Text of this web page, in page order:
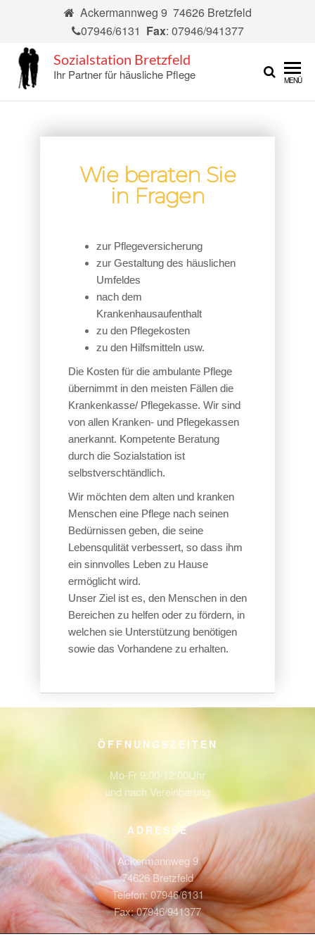
Ackermannweg 9 74626 Bretzfeld
07946/6131 Fax: 07946/941377
Sozialstation Bretzfeld
Ihr Partner für häusliche Pflege MENÜ
Wie beraten Sie
in Fragen
zur Pflegeversicherung
zur Gestaltung des häuslichen
Umfeldes
nach dem
Krankenhausaufenthalt
zu den Pflegekosten
zu den Hilfsmitteln usw.
Die Kosten für die ambulante Pflege
übernimmt in den meisten Fällen die
Krankenkasse/ Pflegekasse. Wir sind
von allen Kranken- und Pflegekassen
anerkannt. Kompetente Beratung
durch die Sozialstation ist
selbstverschtändlich.
Wir möchten dem alten und kranken
Menschen eine Pflege nach seinen
Bedürnissen geben, die seine
Lebensqulität verbessert, so dass ihm
ein sinnvolles Leben zu Hause
ermöglicht wird.
Unser Ziel ist es, den Menschen in den
Bereichen zu helfen oder zu fördern, in
welchen sie Unterstützung benötigen
sowie das Vorhandene zu erhalten.
ÖFFNUNGSZEITEN
Mo-Fr 9:00-12:00Uhr
und nach Vereinbarung
ADRESSE
Ackermannweg 9
74626 Bretzfeld
Telefon: 07946/6131
Fax: 07946/941377